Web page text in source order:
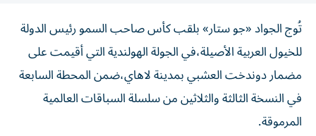
تُوج الجواد «جو ستار» بلقب كأس صاحب السمو رئيس الدولة
للخيول العربية الأصيلة،في الجولة الهولندية التي أقيمت على
مضمار دوندخت العشبي بمدينة لاهاي،ضمن المحطة السابعة
في النسخة الثالثة والثلاثين من سلسلة السباقات العالمية
المرموقة.